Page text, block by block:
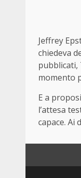
Jeffrey
chiedeva
pubblicati,
momento
E a
l’attesa
capace. Ai